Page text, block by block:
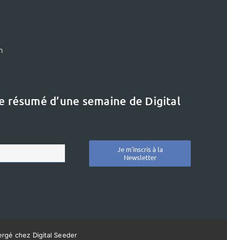
résumé d’une semaine de Digital
Je m'inscris à la
Newsletter
chez Digital Seeder